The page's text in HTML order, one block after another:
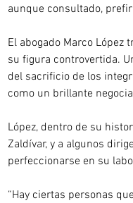
aunque consultado,
El abogado Marco López
su figura controvertida.
del sacrificio de los
como un brillante
López, dentro de su
Zaldívar, y a algunos
perfeccionarse en su
“Hay ciertas personas